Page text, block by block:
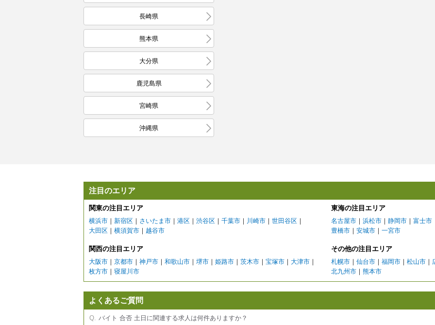
長崎県
熊本県
大分県
鹿児島県
宮崎県
沖縄県
注目のエリア
関東の注目エリア 東海の注目エリア
横浜市 ｜ 新宿区 ｜ さいたま市 ｜ 港区 ｜ 渋谷区 ｜ 千葉市 ｜ 川崎市 ｜ 世田谷区 ｜
大田区 ｜ 横須賀市 ｜ 越谷市
名古屋市 ｜ 浜松市 ｜ 静岡市 ｜ 富士市
豊橋市 ｜ 安城市 ｜ 一宮市
関西の注目エリア その他の注目エリア
大阪市 ｜ 京都市 ｜ 神戸市 ｜ 和歌山市 ｜ 堺市 ｜ 姫路市 ｜ 茨木市 ｜ 宝塚市 ｜ 大津市 ｜
枚方市 ｜ 寝屋川市
札幌市 ｜ 仙台市 ｜ 福岡市 ｜ 松山市 ｜
北九州市 ｜ 熊本市
よくあるご質問
バイト 合否 土日に関連する求人は何件ありますか？